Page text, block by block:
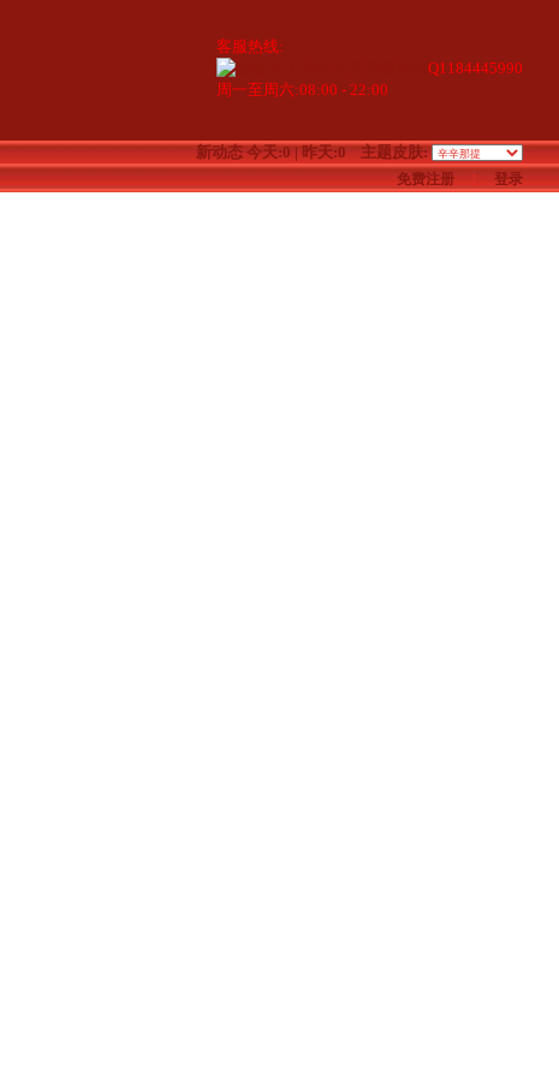
客服热线:
Q1184445990
周一至周六:08:00 - 22:00
新动态今天:0 | 昨天:0主题皮肤:
免费注册|登录